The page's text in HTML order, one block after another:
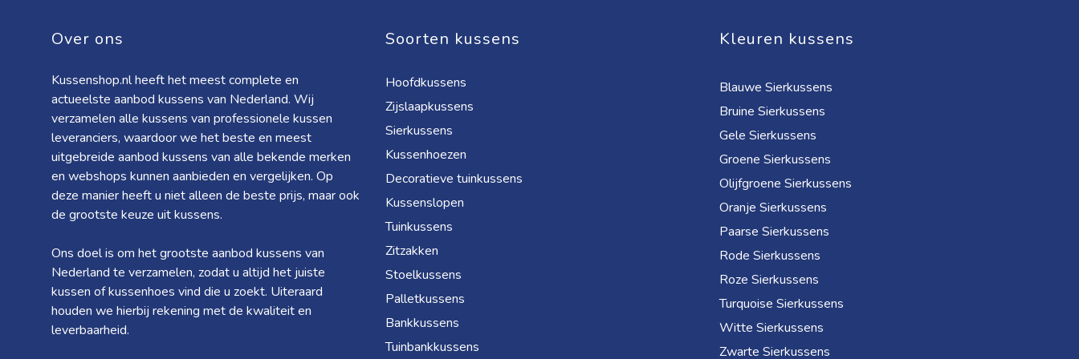
Over ons
Kussenshop.nl heeft het meest complete en
actueelste aanbod kussens van Nederland. Wij
verzamelen alle kussens van professionele kussen
leveranciers, waardoor we het beste en meest
uitgebreide aanbod kussens van alle bekende merken
en webshops kunnen aanbieden en vergelijken. Op
deze manier heeft u niet alleen de beste prijs, maar ook
de grootste keuze uit kussens.
Ons doel is om het grootste aanbod kussens van
Nederland te verzamelen, zodat u altijd het juiste
kussen of kussenhoes vind die u zoekt. Uiteraard
houden we hierbij rekening met de kwaliteit en
leverbaarheid.
Soorten kussens
Hoofdkussens
Zijslaapkussens
Sierkussens
Kussenhoezen
Decoratieve tuinkussens
Kussenslopen
Tuinkussens
Zitzakken
Stoelkussens
Palletkussens
Bankkussens
Tuinbankkussens
Kleuren kussens
Blauwe Sierkussens
Bruine Sierkussens
Gele Sierkussens
Groene Sierkussens
Olijfgroene Sierkussens
Oranje Sierkussens
Paarse Sierkussens
Rode Sierkussens
Roze Sierkussens
Turquoise Sierkussens
Witte Sierkussens
Zwarte Sierkussens